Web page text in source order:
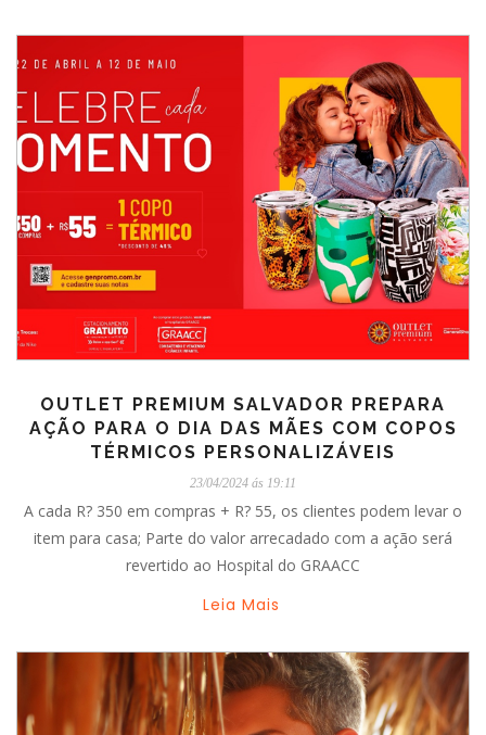
OUTLET PREMIUM SALVADOR PREPARA
AÇÃO PARA O DIA DAS MÃES COM COPOS
TÉRMICOS PERSONALIZÁVEIS
23/04/2024 ás 19:11
A cada R? 350 em compras + R? 55, os clientes podem levar o
item para casa; Parte do valor arrecadado com a ação será
revertido ao Hospital do GRAACC
Leia Mais